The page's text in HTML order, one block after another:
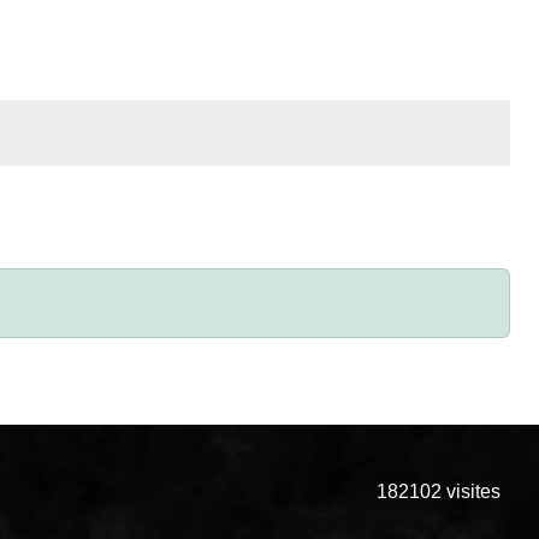
182102 visites